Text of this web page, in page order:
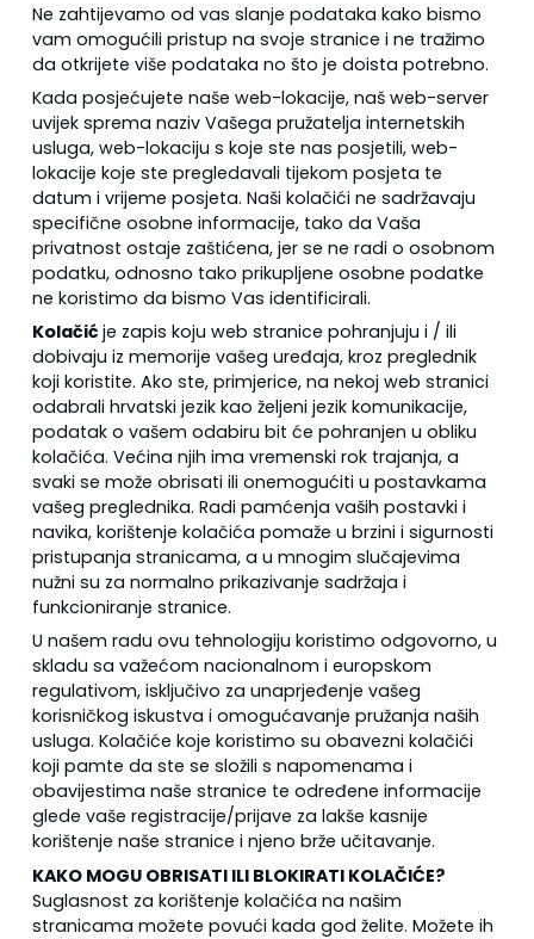
Ne zahtijevamo od vas slanje podataka kako bismo
vam omogućili pristup na svoje stranice i ne tražimo
da otkrijete više podataka no što je doista potrebno.
Kada posjećujete naše web-lokacije, naš web-server
uvijek sprema naziv Vašega pružatelja internetskih
usluga, web-lokaciju s koje ste nas posjetili, web-
lokacije koje ste pregledavali tijekom posjeta te
datum i vrijeme posjeta. Naši kolačići ne sadržavaju
specifične osobne informacije, tako da Vaša
privatnost ostaje zaštićena, jer se ne radi o osobnom
podatku, odnosno tako prikupljene osobne podatke
ne koristimo da bismo Vas identificirali.
Kolačić je zapis koju web stranice pohranjuju i / ili
dobivaju iz memorije vašeg uređaja, kroz preglednik
koji koristite. Ako ste, primjerice, na nekoj web stranici
odabrali hrvatski jezik kao željeni jezik komunikacije,
podatak o vašem odabiru bit će pohranjen u obliku
kolačića. Većina njih ima vremenski rok trajanja, a
svaki se može obrisati ili onemogućiti u postavkama
vašeg preglednika. Radi pamćenja vaših postavki i
navika, korištenje kolačića pomaže u brzini i sigurnosti
pristupanja stranicama, a u mnogim slučajevima
nužni su za normalno prikazivanje sadržaja i
funkcioniranje stranice.
U našem radu ovu tehnologiju koristimo odgovorno, u
skladu sa važećom nacionalnom i europskom
regulativom, isključivo za unaprjeđenje vašeg
korisničkog iskustva i omogućavanje pružanja naših
usluga. Kolačiće koje koristimo su obavezni kolačići
koji pamte da ste se složili s napomenama i
obavijestima naše stranice te određene informacije
glede vaše registracije/prijave za lakše kasnije
korištenje naše stranice i njeno brže učitavanje.
KAKO MOGU OBRISATI ILI BLOKIRATI KOLAČIĆE?
Suglasnost za korištenje kolačića na našim
stranicama možete povući kada god želite. Možete ih